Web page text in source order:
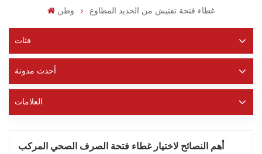
وطن غطاء فتحة تفتيش من الحديد المطاوع
فئات
أحدث مدونة
العلامات
أهم النصائح لاختيار غطاء فتحة الصرف الصحي المركب